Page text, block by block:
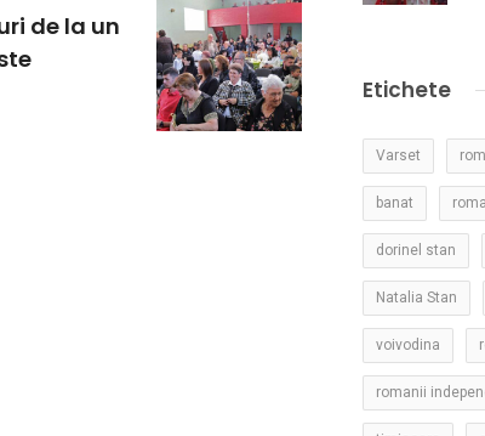
de la un
Etichete
Varset
banat
dorinel stan
Natalia Stan
voivodina
romanii